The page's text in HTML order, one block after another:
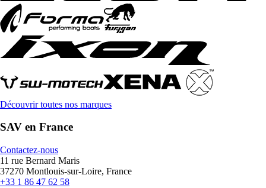
Découvrir toutes nos marques
SAV en France
Contactez-nous
11 rue Bernard Maris
37270 Montlouis-sur-Loire, France
+33 1 86 47 62 58